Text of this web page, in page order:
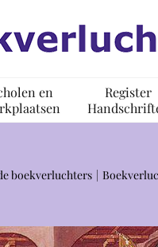
en
Register
boekverluchters